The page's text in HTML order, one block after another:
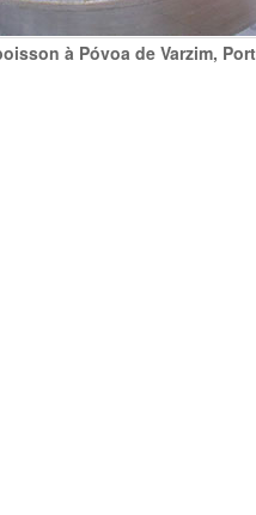
à Póvoa de Varzim,